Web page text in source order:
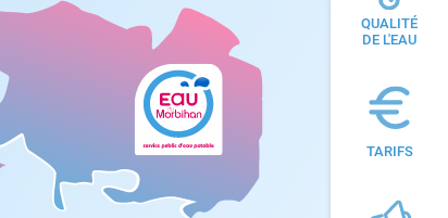
QUALITÉ
DE L'EAU
TARIFS